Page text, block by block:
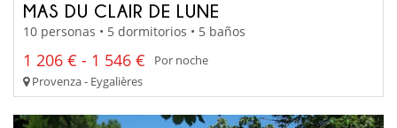
MAS DU CLAIR DE LUNE
10 personas • 5 dormitorios • 5 baños
1 206 € - 1 546 €
Por noche
Provenza - Eygalières